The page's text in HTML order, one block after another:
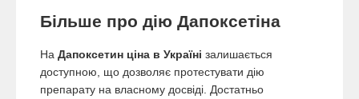
Більше про дію Дапоксетіна
На Дапоксетин ціна в Україні залишається
доступною, що дозволяє протестувати дію
препарату на власному досвіді. Достатньо